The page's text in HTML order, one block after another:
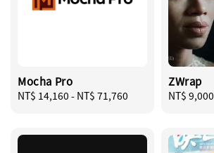
Mocha Pro
Regular
NT$ 14,160 - NT$ 71,760
ZWrap
Regular
NT$ 9,000